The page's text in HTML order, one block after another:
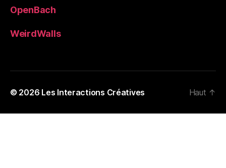
OpenBach
WeirdWalls
© 2026 Les Interactions Créatives Haut ↑